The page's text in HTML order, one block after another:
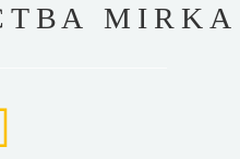
MIRKA